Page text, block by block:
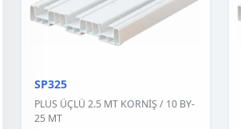
SP325
PLUS ÜÇLÜ 2.5 MT KORNİŞ / 10 BY-
25 MT